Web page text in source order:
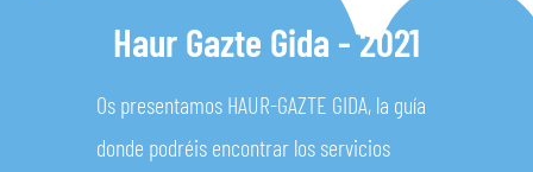
Haur Gazte Gida - 2021
Os presentamos HAUR-GAZTE GIDA, la guía
donde podréis encontrar los servicios